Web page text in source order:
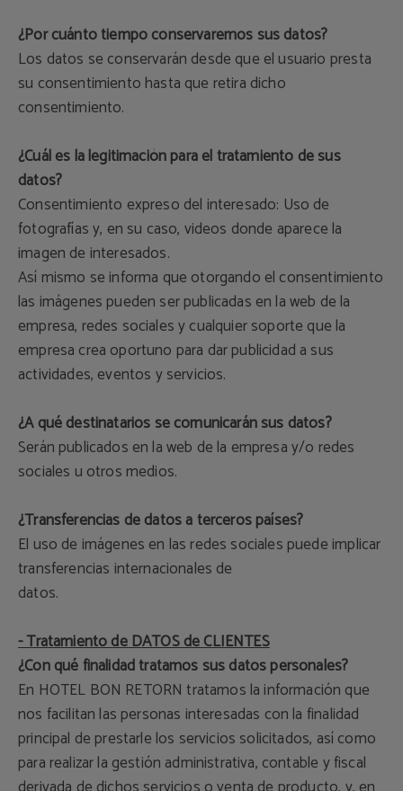
¿Por cuánto tiempo conservaremos sus datos?
Los datos se conservarán desde que el usuario presta
su consentimiento hasta que retira dicho
consentimiento.
¿Cuál es la legitimación para el tratamiento de sus
datos?
Consentimiento expreso del interesado: Uso de
fotografías y, en su caso, videos donde aparece la
imagen de interesados.
Así mismo se informa que otorgando el consentimiento
las imágenes pueden ser publicadas en la web de la
empresa, redes sociales y cualquier soporte que la
empresa crea oportuno para dar publicidad a sus
actividades, eventos y servicios.
¿A qué destinatarios se comunicarán sus datos?
Serán publicados en la web de la empresa y/o redes
sociales u otros medios.
¿Transferencias de datos a terceros países?
El uso de imágenes en las redes sociales puede implicar
transferencias internacionales de
datos.
- Tratamiento de DATOS de CLIENTES
¿Con qué finalidad tratamos sus datos personales?
En HOTEL BON RETORN tratamos la información que
nos facilitan las personas interesadas con la finalidad
principal de prestarle los servicios solicitados, así como
para realizar la gestión administrativa, contable y fiscal